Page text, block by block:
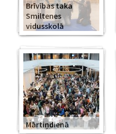
Brīvības taka
Smiltenes
vidusskolā
Mārtiņdienā